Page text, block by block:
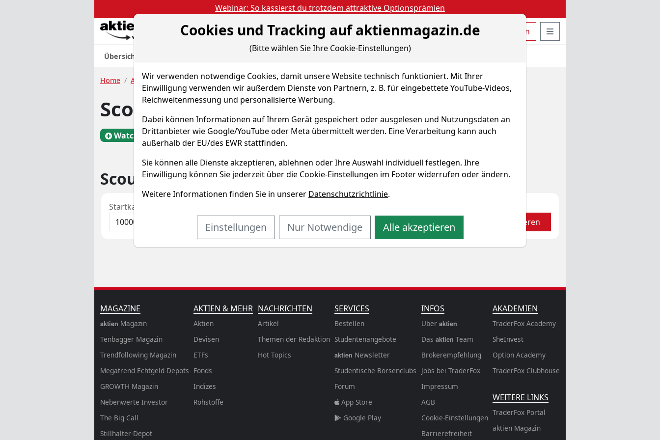
Webinar: So kassierst du trotzdem attraktive Optionsprämien
Aktien Nachrichten Magazine Aktien- und Artikelsuche öffnen
Gratis Account Bestellen Login Seitennavigation öffnen
Übersicht
Home Aktien Scout Gaming Group AB Sparplan-Simulator
Scout Gaming Group Aktie
Watchlist SCOUT WKN A2JADJ
Scout Gaming Group Sparplan-Simulator
Startkapital
Aktualisieren
MAGAZINE
aktien Magazin
Tenbagger Magazin
Trendfollowing Magazin
Megatrend Echtgeld-Depots
GROWTH Magazin
Nebenwerte Investor
The Big Call
Stillhalter-Depot
AKTIEN & MEHR
Aktien
Devisen
ETFs
Fonds
Indizes
Rohstoffe
NACHRICHTEN
Artikel
Themen der Redaktion
Hot Topics
SERVICES
Bestellen
Studentenangebote
aktien Newsletter
Studentische Börsenclubs
Forum
App Store
Google Play
INFOS
Über aktien
Das aktien Team
Brokerempfehlung
Jobs bei TraderFox
Impressum
AGB
Cookie-Einstellungen
Barrierefreiheit
AKADEMIEN
TraderFox Academy
SheInvest
Option Academy
TraderFox Clubhouse
WEITERE LINKS
TraderFox Portal
aktien Magazin
Cookies und Tracking auf aktienmagazin.de
(Bitte wählen Sie Ihre Cookie-Einstellungen)
Wir verwenden notwendige Cookies, damit unsere Website technisch funktioniert. Mit Ihrer
Einwilligung verwenden wir außerdem Dienste von Partnern, z. B. für eingebettete YouTube-Videos,
Reichweitenmessung und personalisierte Werbung.
Dabei können Informationen auf Ihrem Gerät gespeichert oder ausgelesen und Nutzungsdaten an
Drittanbieter wie Google/YouTube oder Meta übermittelt werden. Eine Verarbeitung kann auch
außerhalb der EU/des EWR stattfinden.
Sie können alle Dienste akzeptieren, ablehnen oder Ihre Auswahl individuell festlegen. Ihre
Einwilligung können Sie jederzeit über die Cookie-Einstellungen im Footer widerrufen oder ändern.
Weitere Informationen finden Sie in unserer Datenschutzrichtlinie.
Einstellungen Nur Notwendige Alle akzeptieren